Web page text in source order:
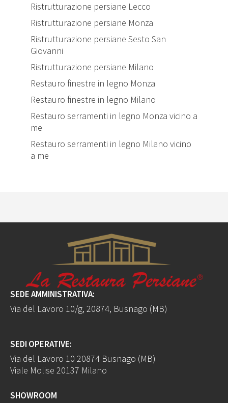
Ristrutturazione persiane Lecco
Ristrutturazione persiane Monza
Ristrutturazione persiane Sesto San
Giovanni
Ristrutturazione persiane Milano
Restauro finestre in legno Monza
Restauro finestre in legno Milano
Restauro serramenti in legno Monza vicino a
me
Restauro serramenti in legno Milano vicino
a me
SEDE AMMINISTRATIVA:
Via del Lavoro 10/g, 20874, Busnago (MB)
SEDI OPERATIVE:
Via del Lavoro 10 20874 Busnago (MB)
Viale Molise 20137 Milano
SHOWROOM